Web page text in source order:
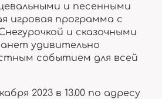
и песенными
игровая программа с
и сказочными
удивительно
событием для всей
2023 в 13.00 по адресу